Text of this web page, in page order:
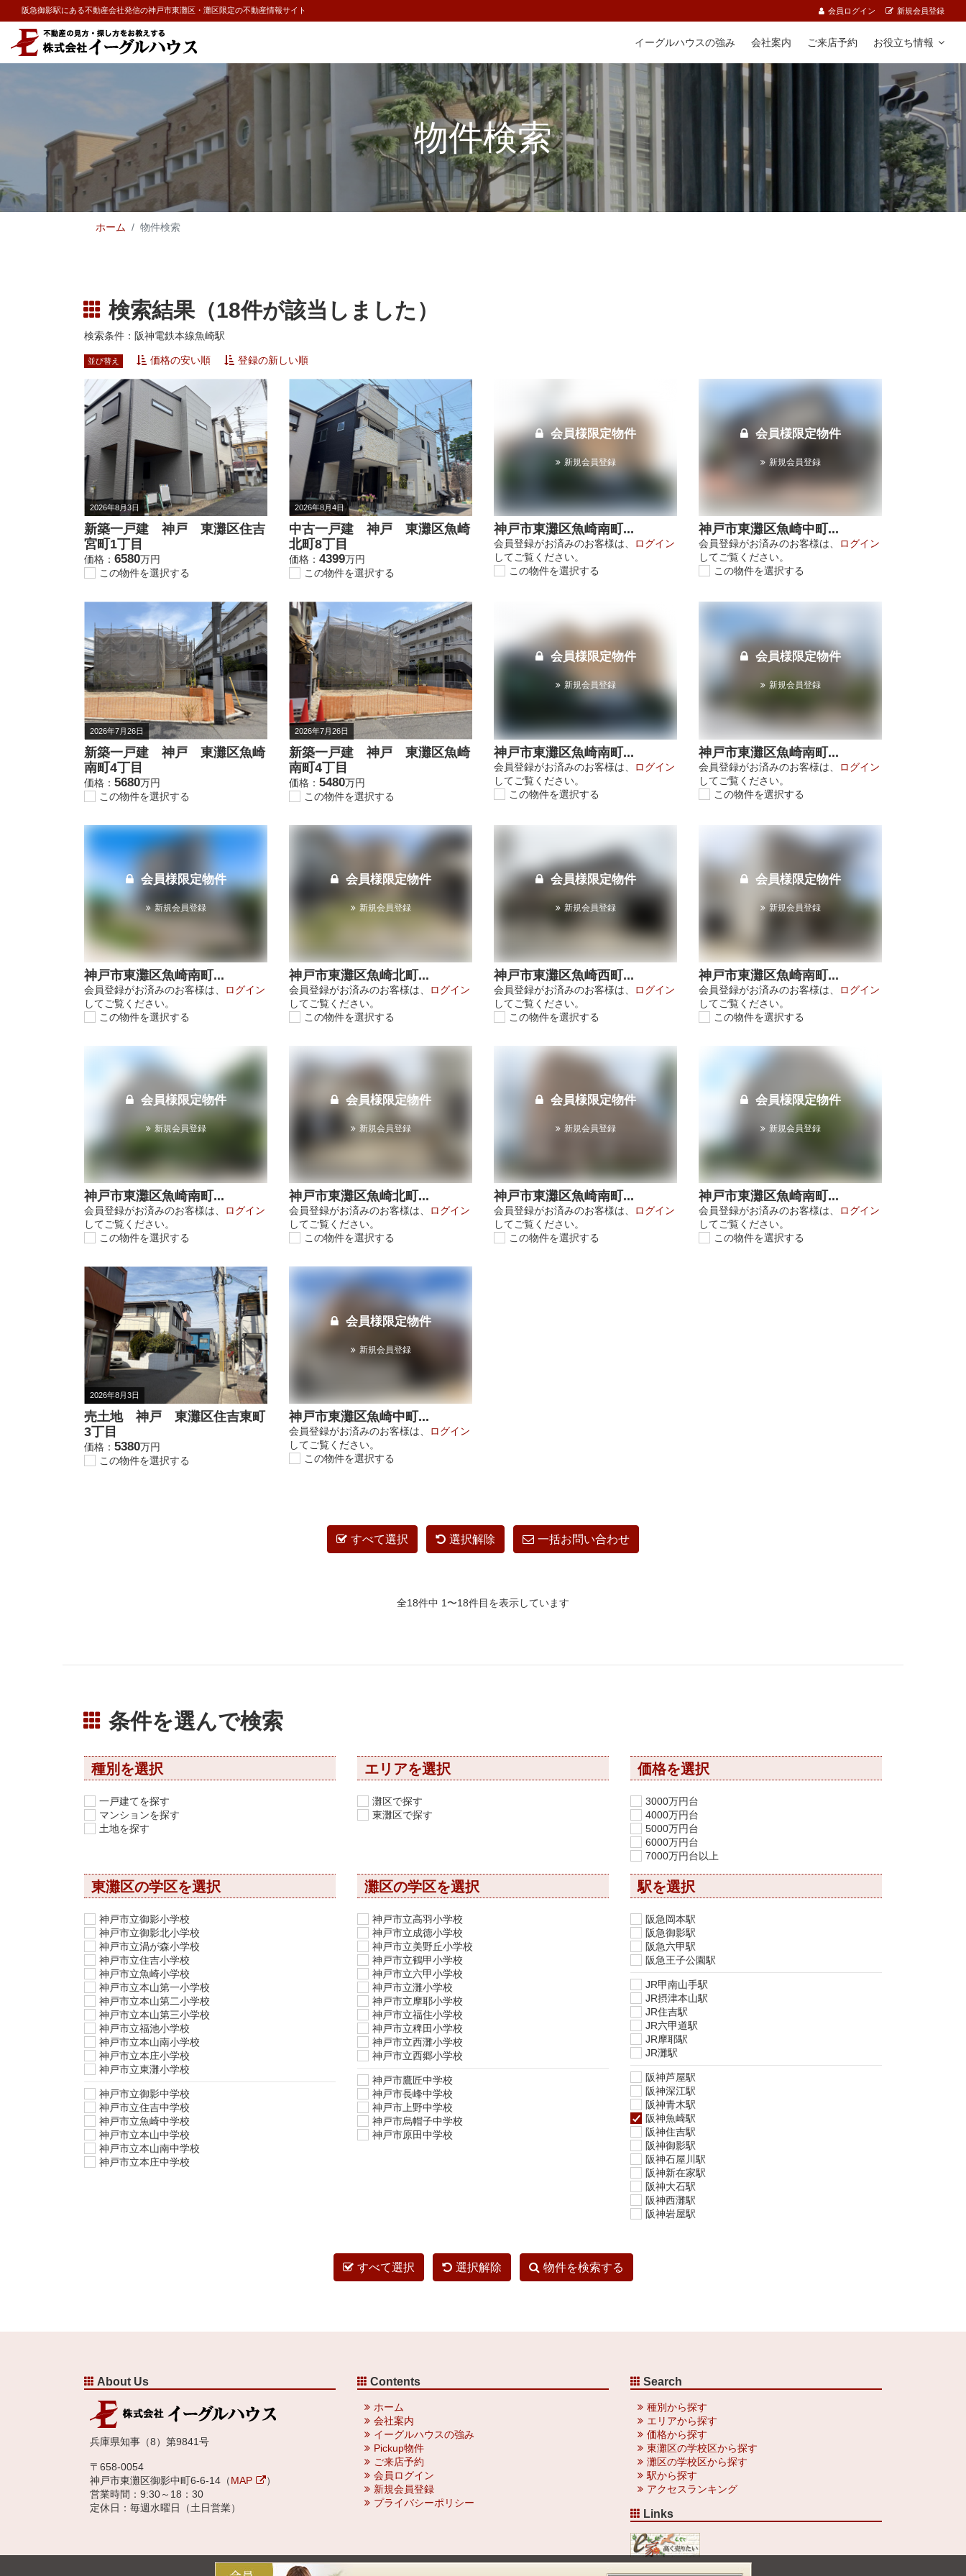
阪急御影駅にある不動産会社発信の神戸市東灘区・灘区限定の不動産情報サイト 会員ログイン 新規会員登録
イーグルハウスの強み 会社案内 ご来店予約 お役立ち情報
物件検索
ホーム 物件検索
検索結果（18件が該当しました）
検索条件：阪神電鉄本線魚崎駅
並び替え 価格の安い順 登録の新しい順
2026年8月3日
新築一戸建 神戸 東灘区住吉
宮町1丁目
価格： 6580万円
この物件を選択する
2026年8月4日
中古一戸建 神戸 東灘区魚崎
北町8丁目
価格： 4399万円
この物件を選択する
会員様限定物件
新規会員登録
神戸市東灘区魚崎南町...
会員登録がお済みのお客様は、
ログイン
してご覧ください。
この物件を選択する
会員様限定物件
新規会員登録
神戸市東灘区魚崎中町...
会員登録がお済みのお客様は、
ログイン
してご覧ください。
この物件を選択する
2026年7月26日
新築一戸建 神戸 東灘区魚崎
南町4丁目
価格： 5680万円
この物件を選択する
2026年7月26日
新築一戸建 神戸 東灘区魚崎
南町4丁目
価格： 5480万円
この物件を選択する
会員様限定物件
新規会員登録
神戸市東灘区魚崎南町...
会員登録がお済みのお客様は、
ログイン
してご覧ください。
この物件を選択する
会員様限定物件
新規会員登録
神戸市東灘区魚崎南町...
会員登録がお済みのお客様は、
ログイン
してご覧ください。
この物件を選択する
会員様限定物件
新規会員登録
神戸市東灘区魚崎南町...
会員登録がお済みのお客様は、
ログイン
してご覧ください。
この物件を選択する
会員様限定物件
新規会員登録
神戸市東灘区魚崎北町...
会員登録がお済みのお客様は、
ログイン
してご覧ください。
この物件を選択する
会員様限定物件
新規会員登録
神戸市東灘区魚崎西町...
会員登録がお済みのお客様は、
ログイン
してご覧ください。
この物件を選択する
会員様限定物件
新規会員登録
神戸市東灘区魚崎南町...
会員登録がお済みのお客様は、
ログイン
してご覧ください。
この物件を選択する
会員様限定物件
新規会員登録
神戸市東灘区魚崎南町...
会員登録がお済みのお客様は、
ログイン
してご覧ください。
この物件を選択する
会員様限定物件
新規会員登録
神戸市東灘区魚崎北町...
会員登録がお済みのお客様は、
ログイン
してご覧ください。
この物件を選択する
会員様限定物件
新規会員登録
神戸市東灘区魚崎南町...
会員登録がお済みのお客様は、
ログイン
してご覧ください。
この物件を選択する
会員様限定物件
新規会員登録
神戸市東灘区魚崎南町...
会員登録がお済みのお客様は、
ログイン
してご覧ください。
この物件を選択する
2026年8月3日
売土地 神戸 東灘区住吉東町
3丁目
価格： 5380万円
この物件を選択する
会員様限定物件
新規会員登録
神戸市東灘区魚崎中町...
会員登録がお済みのお客様は、
ログイン
してご覧ください。
この物件を選択する
すべて選択 選択解除 一括お問い合わせ
全18件中 1〜18件目を表示しています
条件を選んで検索
種別を選択
一戸建てを探す
マンションを探す
土地を探す
エリアを選択
灘区で探す
東灘区で探す
価格を選択
3000万円台
4000万円台
5000万円台
6000万円台
7000万円台以上
東灘区の学区を選択
神戸市立御影小学校
神戸市立御影北小学校
神戸市立渦が森小学校
神戸市立住吉小学校
神戸市立魚崎小学校
神戸市立本山第一小学校
神戸市立本山第二小学校
神戸市立本山第三小学校
神戸市立福池小学校
神戸市立本山南小学校
神戸市立本庄小学校
神戸市立東灘小学校
神戸市立御影中学校
神戸市立住吉中学校
神戸市立魚崎中学校
神戸市立本山中学校
神戸市立本山南中学校
神戸市立本庄中学校
灘区の学区を選択
神戸市立高羽小学校
神戸市立成徳小学校
神戸市立美野丘小学校
神戸市立鶴甲小学校
神戸市立六甲小学校
神戸市立灘小学校
神戸市立摩耶小学校
神戸市立福住小学校
神戸市立稗田小学校
神戸市立西灘小学校
神戸市立西郷小学校
神戸市鷹匠中学校
神戸市長峰中学校
神戸市上野中学校
神戸市烏帽子中学校
神戸市原田中学校
駅を選択
阪急岡本駅
阪急御影駅
阪急六甲駅
阪急王子公園駅
JR甲南山手駅
JR摂津本山駅
JR住吉駅
JR六甲道駅
JR摩耶駅
JR灘駅
阪神芦屋駅
阪神深江駅
阪神青木駅
阪神魚崎駅
阪神住吉駅
阪神御影駅
阪神石屋川駅
阪神新在家駅
阪神大石駅
阪神西灘駅
阪神岩屋駅
すべて選択 選択解除 物件を検索する
About Us
兵庫県知事（8）第9841号
〒658-0054
神戸市東灘区御影中町6-6-14（MAP
）
営業時間：9:30～18：30
定休日：毎週水曜日（土日営業）
Contents
ホーム
会社案内
イーグルハウスの強み
Pickup物件
ご来店予約
会員ログイン
新規会員登録
プライバシーポリシー
Search
種別から探す
エリアから探す
価格から探す
東灘区の学校区から探す
灘区の学校区から探す
駅から探す
アクセスランキング
Links